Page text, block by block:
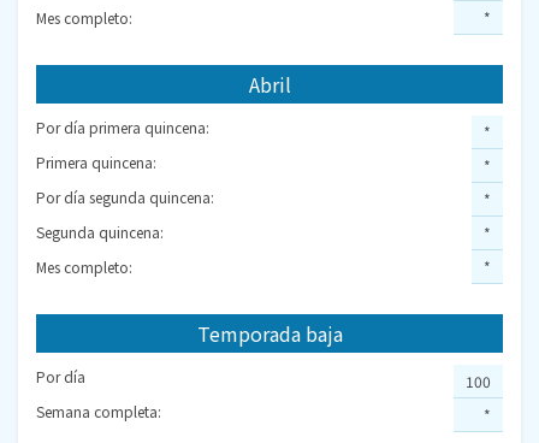
Mes completo:
*
Abril
Por día primera quincena:
Primera quincena:
Por día segunda quincena:
Segunda quincena:
Mes completo:
*
*
*
*
*
Temporada baja
Por día
Semana completa:
100
*